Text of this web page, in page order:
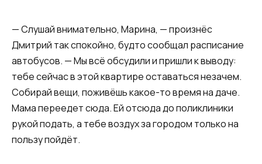
— Слушай внимательно, Марина, — произнёс
Дмитрий так спокойно, будто сообщал расписание
автобусов. — Мы всё обсудили и пришли к выводу:
тебе сейчас в этой квартире оставаться незачем.
Собирай вещи, поживёшь какое-то время на даче.
Мама переедет сюда. Ей отсюда до поликлиники
рукой подать, а тебе воздух за городом только на
пользу пойдёт.